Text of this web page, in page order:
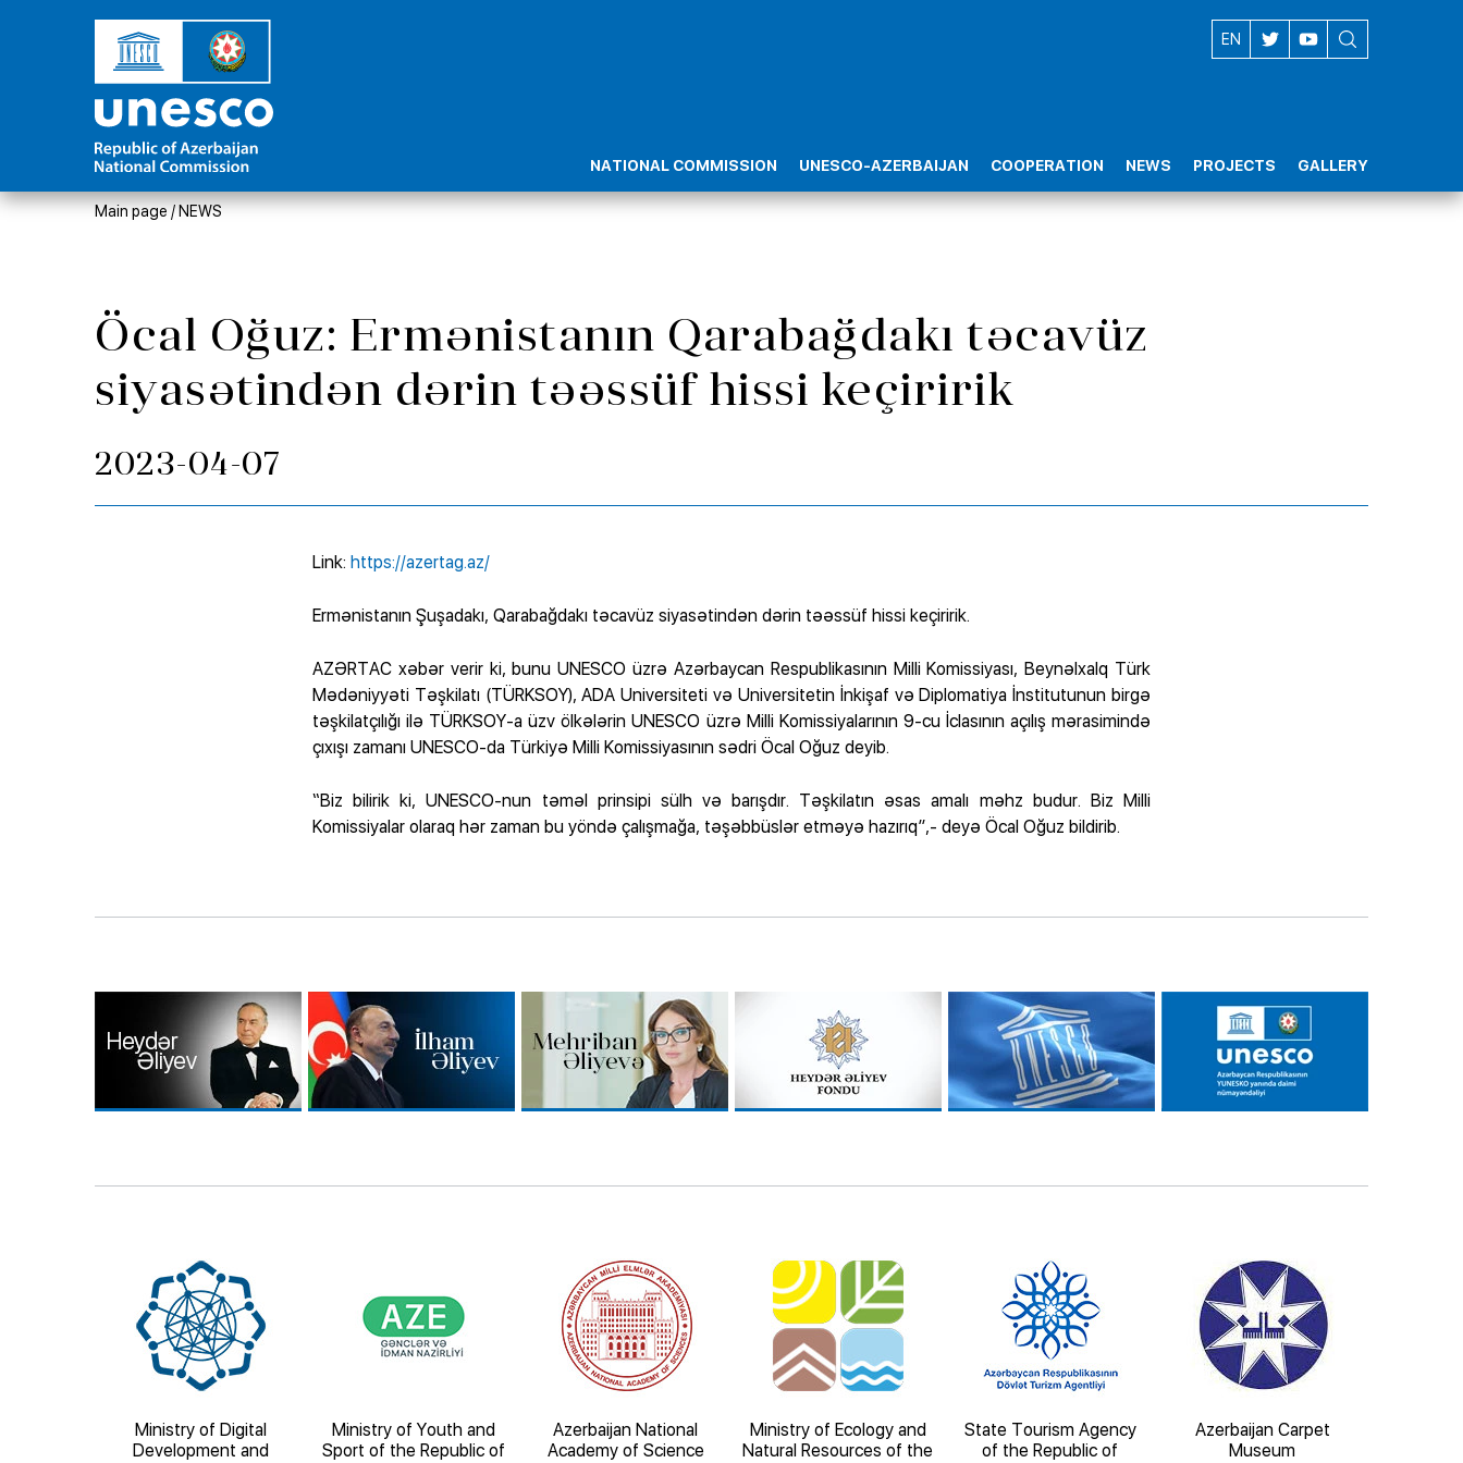
EN
AZ
NATIONAL COMMISSION UNESCO-AZERBAIJAN COOPERATION NEWS PROJECTS GALLERY
Main page / NEWS
Öcal Oğuz: Ermənistanın Qarabağdakı təcavüz
siyasətindən dərin təəssüf hissi keçiririk
2023-04-07
Link: https://azertag.az/
Ermənistanın Şuşadakı, Qarabağdakı təcavüz siyasətindən dərin təəssüf hissi keçiririk.
AZƏRTAC xəbər verir ki, bunu UNESCO üzrə Azərbaycan Respublikasının Milli Komissiyası, Beynəlxalq Türk
Mədəniyyəti Təşkilatı (TÜRKSOY), ADA Universiteti və Universitetin İnkişaf və Diplomatiya İnstitutunun birgə
təşkilatçılığı ilə TÜRKSOY-a üzv ölkələrin UNESCO üzrə Milli Komissiyalarının 9-cu İclasının açılış mərasimində
çıxışı zamanı UNESCO-da Türkiyə Milli Komissiyasının sədri Öcal Oğuz deyib.
“Biz bilirik ki, UNESCO-nun təməl prinsipi sülh və barışdır. Təşkilatın əsas amalı məhz budur. Biz Milli
Komissiyalar olaraq hər zaman bu yöndə çalışmağa, təşəbbüslər etməyə hazırıq”,- deyə Öcal Oğuz bildirib.
Ministry of Digital
Development and
Ministry of Youth and
Sport of the Republic of
Azerbaijan National
Academy of Science
Ministry of Ecology and
Natural Resources of the
State Tourism Agency
of the Republic of
Azerbaijan Carpet
Museum